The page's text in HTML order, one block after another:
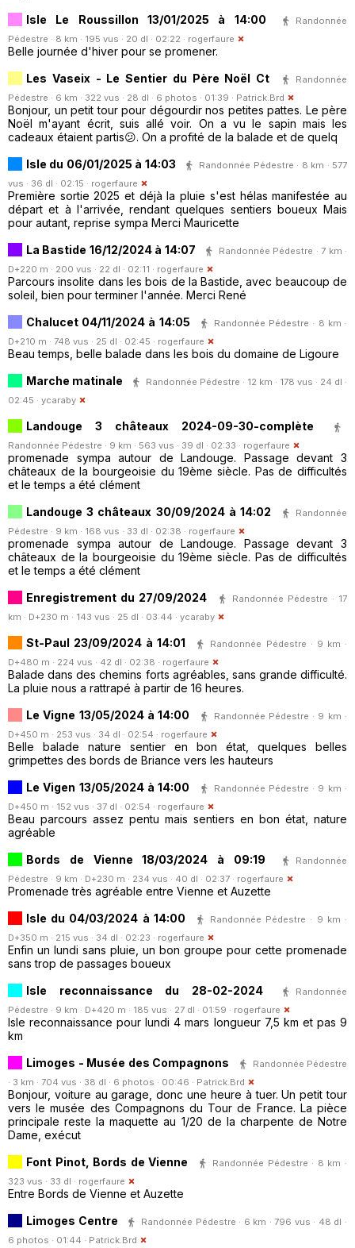
Isle Le Roussillon 13/01/2025 à 14:00
Randonnée
Pédestre · 8 km · 195 vus · 20 dl · 02:22 · rogerfaure
Belle journée d'hiver pour se promener.
Les Vaseix - Le Sentier du Père Noël Ct
Randonnée
Pédestre · 6 km · 322 vus · 28 dl · 6 photos · 01:39 · Patrick.Brd
Bonjour, un petit tour pour dégourdir nos petites pattes. Le père
Noël m'ayant écrit, suis allé voir. On a vu le sapin mais les
cadeaux étaient partis😕. On a profité de la balade et de quelq
Isle du 06/01/2025 à 14:03
Randonnée Pédestre · 8 km · 577
vus · 36 dl · 02:15 · rogerfaure
Première sortie 2025 et déjà la pluie s'est hélas manifestée au
départ et à l'arrivée, rendant quelques sentiers boueux Mais
pour autant, reprise sympa Merci Mauricette
La Bastide 16/12/2024 à 14:07
Randonnée Pédestre · 7 km ·
D+220 m · 200 vus · 22 dl · 02:11 · rogerfaure
Parcours insolite dans les bois de la Bastide, avec beaucoup de
soleil, bien pour terminer l'année. Merci René
Chalucet 04/11/2024 à 14:05
Randonnée Pédestre · 8 km ·
D+210 m · 748 vus · 25 dl · 02:45 · rogerfaure
Beau temps, belle balade dans les bois du domaine de Ligoure
Marche matinale
Randonnée Pédestre · 12 km · 178 vus · 24 dl ·
02:45 · ycaraby
Landouge 3 châteaux 2024-09-30-complète
Randonnée Pédestre · 9 km · 563 vus · 39 dl · 02:33 · rogerfaure
promenade sympa autour de Landouge. Passage devant 3
châteaux de la bourgeoisie du 19ème siècle. Pas de difficultés
et le temps a été clément
Landouge 3 châteaux 30/09/2024 à 14:02
Randonnée
Pédestre · 9 km · 168 vus · 33 dl · 02:38 · rogerfaure
promenade sympa autour de Landouge. Passage devant 3
châteaux de la bourgeoisie du 19ème siècle. Pas de difficultés
et le temps a été clément
Enregistrement du 27/09/2024
Randonnée Pédestre · 17
km · D+230 m · 143 vus · 25 dl · 03:44 · ycaraby
St-Paul 23/09/2024 à 14:01
Randonnée Pédestre · 9 km ·
D+480 m · 224 vus · 42 dl · 02:38 · rogerfaure
Balade dans des chemins forts agréables, sans grande difficulté.
La pluie nous a rattrapé à partir de 16 heures.
Le Vigne 13/05/2024 à 14:00
Randonnée Pédestre · 9 km ·
D+450 m · 253 vus · 34 dl · 02:54 · rogerfaure
Belle balade nature sentier en bon état, quelques belles
grimpettes des bords de Briance vers les hauteurs
Le Vigen 13/05/2024 à 14:00
Randonnée Pédestre · 9 km ·
D+450 m · 152 vus · 37 dl · 02:54 · rogerfaure
Beau parcours assez pentu mais sentiers en bon état, nature
agréable
Bords de Vienne 18/03/2024 à 09:19
Randonnée
Pédestre · 9 km · D+230 m · 234 vus · 40 dl · 02:37 · rogerfaure
Promenade très agréable entre Vienne et Auzette
Isle du 04/03/2024 à 14:00
Randonnée Pédestre · 9 km ·
D+350 m · 215 vus · 34 dl · 02:23 · rogerfaure
Enfin un lundi sans pluie, un bon groupe pour cette promenade
sans trop de passages boueux
Isle reconnaissance du 28-02-2024
Randonnée
Pédestre · 9 km · D+420 m · 185 vus · 27 dl · 01:59 · rogerfaure
Isle reconnaissance pour lundi 4 mars longueur 7,5 km et pas 9
km
Limoges - Musée des Compagnons
Randonnée Pédestre
· 3 km · 704 vus · 38 dl · 6 photos · 00:46 · Patrick.Brd
Bonjour, voiture au garage, donc une heure à tuer. Un petit tour
vers le musée des Compagnons du Tour de France. La pièce
principale reste la maquette au 1/20 de la charpente de Notre
Dame, exécut
Font Pinot, Bords de Vienne
Randonnée Pédestre · 8 km ·
323 vus · 33 dl · rogerfaure
Entre Bords de Vienne et Auzette
Limoges Centre
Randonnée Pédestre · 6 km · 796 vus · 48 dl ·
6 photos · 01:44 · Patrick.Brd